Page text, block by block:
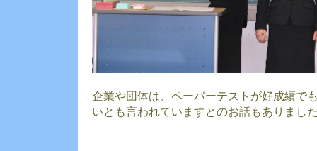
企業や団体は、ペーパーテストが好成績で
いとも言われていますとのお話もありまし